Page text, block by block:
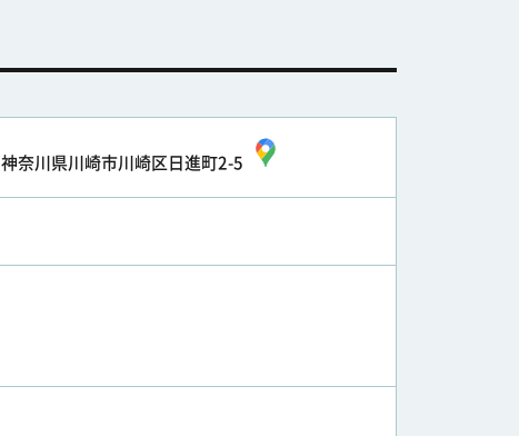
神奈川県川崎市川崎区日進町2-5